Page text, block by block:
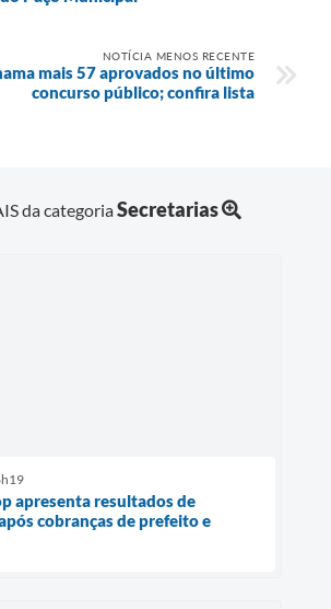
NOTÍCIA MENOS RECENTE
mais 57 aprovados no último
concurso público; confira lista
da categoriaSecretarias
apresenta resultados de
cobranças de prefeito e